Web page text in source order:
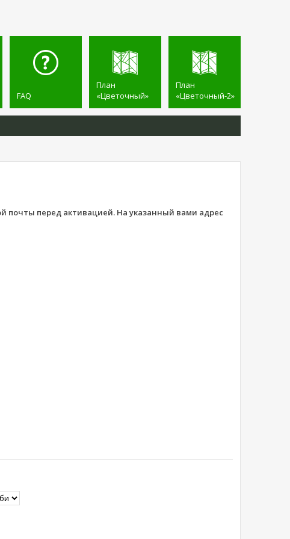
FAQ
План
«Цветочный»
План
«Цветочный-2»
перед активацией. На указанный вами адрес